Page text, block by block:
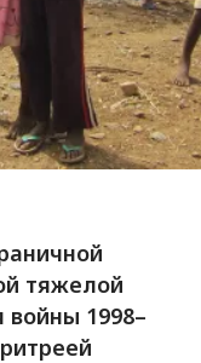
тяжелой
1998–